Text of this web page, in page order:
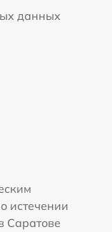
данных
истечении
Саратове